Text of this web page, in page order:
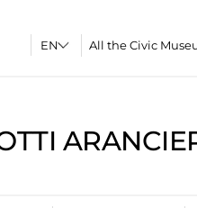
All the Civic